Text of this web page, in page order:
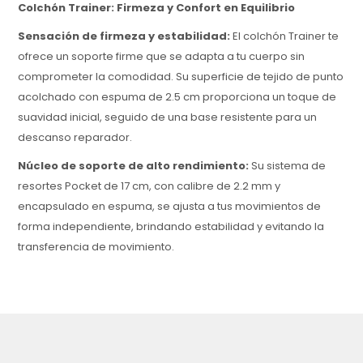
Colchón Trainer: Firmeza y Confort en Equilibrio
Sensación de firmeza y estabilidad: El colchón Trainer te
ofrece un soporte firme que se adapta a tu cuerpo sin
comprometer la comodidad. Su superficie de tejido de punto
acolchado con espuma de 2.5 cm proporciona un toque de
suavidad inicial, seguido de una base resistente para un
descanso reparador.
Núcleo de soporte de alto rendimiento: Su sistema de
resortes Pocket de 17 cm, con calibre de 2.2 mm y
encapsulado en espuma, se ajusta a tus movimientos de
forma independiente, brindando estabilidad y evitando la
transferencia de movimiento.